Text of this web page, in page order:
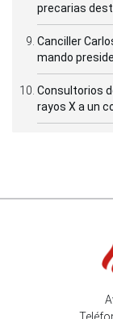
precarias
Canciller
mando
Consultorios
rayos X a un